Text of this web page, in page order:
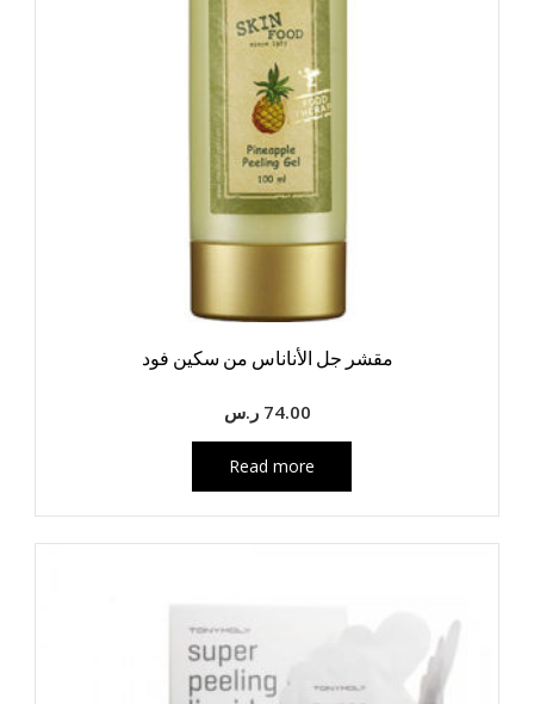
مقشر جل الأناناس من سكين فود
74.00 ر.س
Read more